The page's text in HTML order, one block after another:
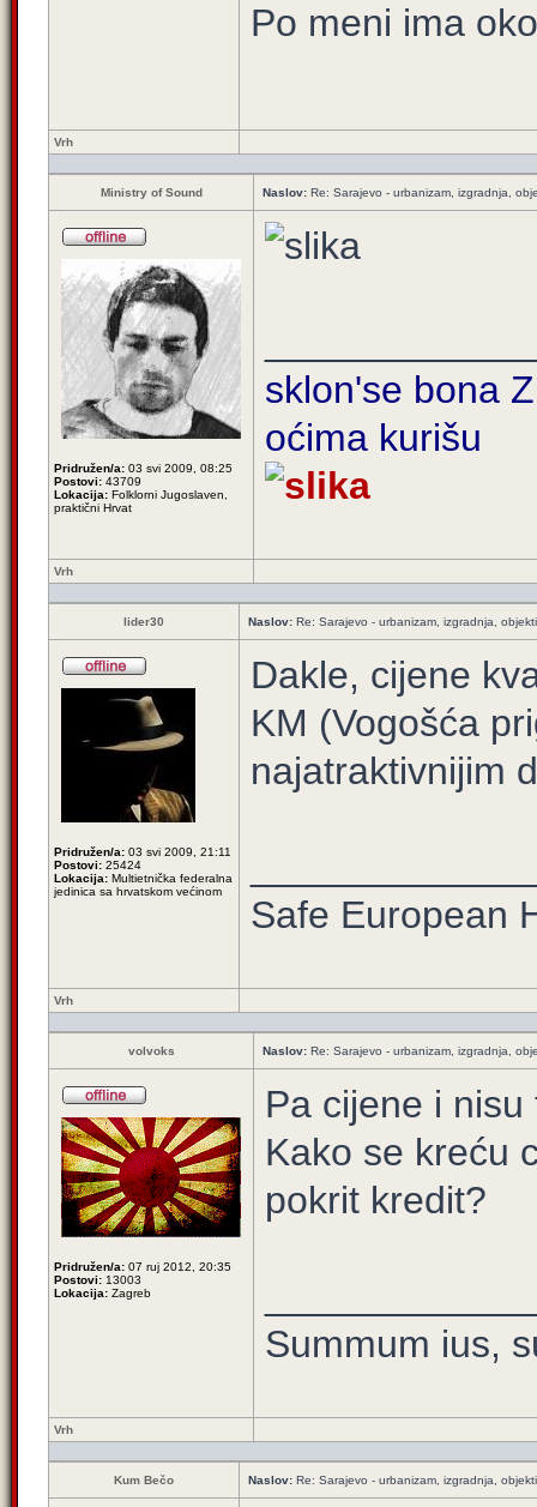
Po meni ima
Vrh
Ministry of Sound Naslov: Re: Sarajevo - urbanizam, izgradnja,
Pridružen/a: 03 svi 2009, 08:25
Postovi: 43709
Lokacija: Folklorni Jugoslaven,
praktični Hrvat
sklon'se bona
oćima kurišu
Vrh
lider30 Naslov: Re: Sarajevo - urbanizam, izgradnja,
Pridružen/a: 03 svi 2009, 21:11
Postovi: 25424
Lokacija: Multietnička federalna
jedinica sa hrvatskom većinom
Dakle, cijene
KM (Vogošća
najatraktivnijim
Safe European
Vrh
volvoks Naslov: Re: Sarajevo - urbanizam, izgradnja,
Pridružen/a: 07 ruj 2012, 20:35
Postovi: 13003
Lokacija: Zagreb
Pa cijene i
Kako se kreću
pokrit kredit?
Summum ius,
Vrh
Kum Bečo Naslov: Re: Sarajevo - urbanizam, izgradnja,